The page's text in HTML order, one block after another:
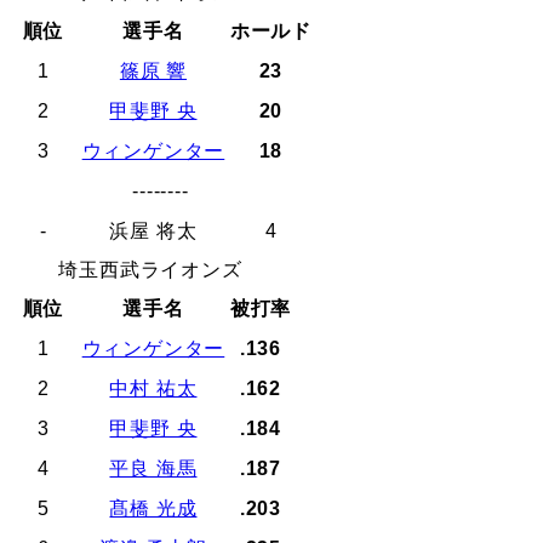
順位
選手名
ホールド
1
篠原 響
23
2
甲斐野 央
20
3
ウィンゲンター
18
--------
-
浜屋 将太
4
埼玉西武ライオンズ
順位
選手名
被打率
1
ウィンゲンター
.136
2
中村 祐太
.162
3
甲斐野 央
.184
4
平良 海馬
.187
5
髙橋 光成
.203